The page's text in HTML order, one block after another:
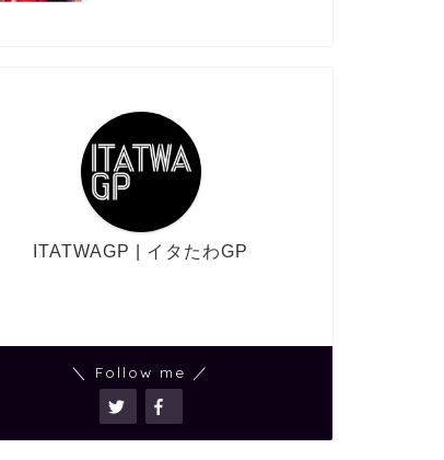
ITATWAGP | イタたわGP
＼ Follow me ／